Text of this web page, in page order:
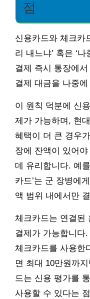
점
신용카드와 체크카
리 내느냐’ 혹은 ‘
결제 즉시 통장에
결제 대금을 나중
이 원칙 덕분에 신
제가 가능하며, 현
혜택이 더 큰 경우
장에 잔액이 있어
데 유리합니다. 예
카드’는 군 장병에
액 범위 내에서만
체크카드는 연결된
결제가 가능합니다
체크카드를 사용한
면 최대 10만원까
드는 신용 평가를
사용할 수 있다는